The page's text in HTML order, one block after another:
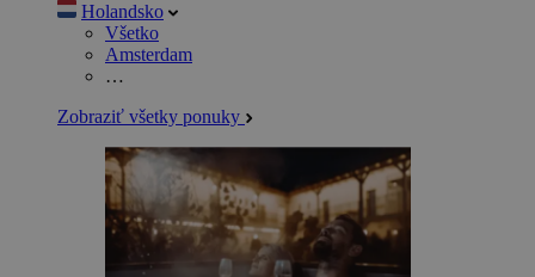
Holandsko
Všetko
Amsterdam
…
Zobraziť všetky ponuky